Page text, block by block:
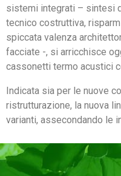
sistemi integrati – sintesi
tecnico costruttiva,
spiccata valenza
facciate -, si arricchisce
cassonetti termo acustici
Indicata sia per le nuove
ristrutturazione, la nuova
varianti, assecondando le